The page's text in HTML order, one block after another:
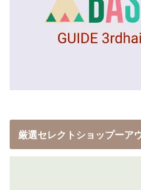
厳選セレクトショップーア